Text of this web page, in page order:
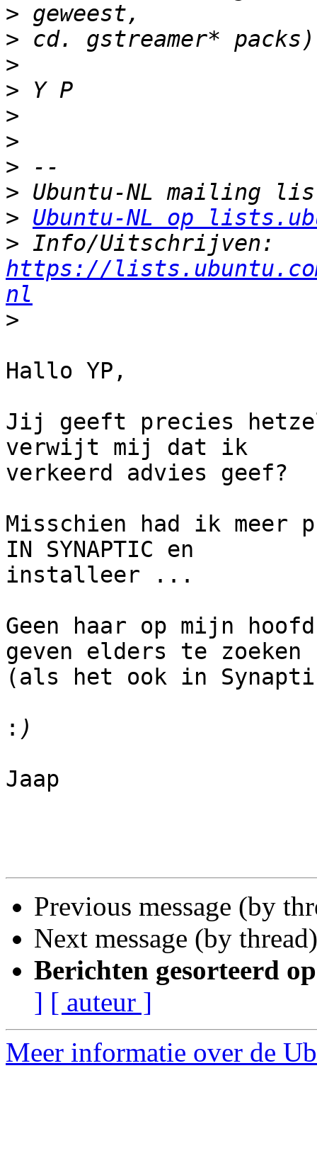
>
>
>
>
>
>
>
>
> Ubuntu-NL op
>
https://
nl
>
Hallo YP,
Jij geeft precies
verwijt mij dat ik
verkeerd advies geef?
Misschien had ik meer
IN SYNAPTIC en
installeer ...
Geen haar op mijn
geven elders te zoeken
(als het ook in
:
Jaap
Previous message (by
Next message (by
Berichten gesorteerd
] [ auteur ]
Meer informatie over de